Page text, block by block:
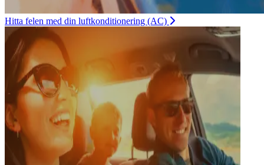
Hitta felen med din luftkonditionering (AC)